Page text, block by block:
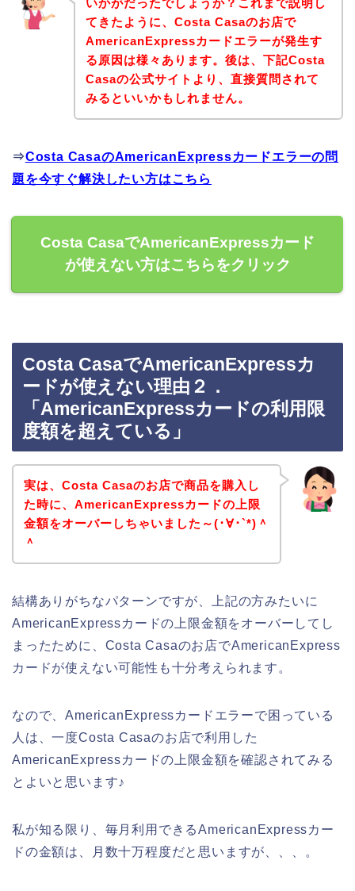
いかがだったでしょうか？これまで説明し
てきたように、Costa Casaのお店で
AmericanExpressカードエラーが発生す
る原因は様々あります。後は、下記Costa
Casaの公式サイトより、直接質問されて
みるといいかもしれません。
⇒Costa CasaのAmericanExpressカードエラーの問
題を今すぐ解決したい方はこちら
Costa CasaでAmericanExpressカード
が使えない方はこちらをクリック
Costa CasaでAmericanExpressカ
ードが使えない理由２．
「AmericanExpressカードの利用限
度額を超えている」
実は、Costa Casaのお店で商品を購入し
た時に、AmericanExpressカードの上限
金額をオーバーしちゃいました～(･∀･`*)＾
＾
結構ありがちなパターンですが、上記の方みたいに
AmericanExpressカードの上限金額をオーバーしてし
まったために、Costa Casaのお店でAmericanExpress
カードが使えない可能性も十分考えられます。
なので、AmericanExpressカードエラーで困っている
人は、一度Costa Casaのお店で利用した
AmericanExpressカードの上限金額を確認されてみる
とよいと思います♪
私が知る限り、毎月利用できるAmericanExpressカー
ドの金額は、月数十万程度だと思いますが、、、。